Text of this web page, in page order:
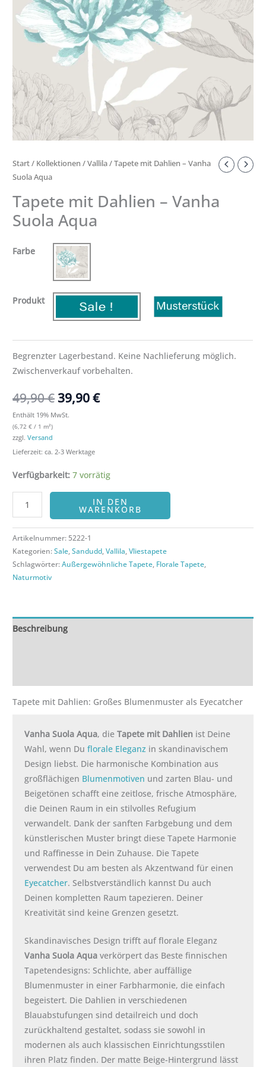
Start/ Kollektionen /Vallila/ Tapete mit Dahlien – Vanha
Suola Aqua
Tapete mit Dahlien – Vanha
Suola Aqua
Farbe
Produkt
Begrenzter Lagerbestand. Keine Nachlieferung möglich.
Zwischenverkauf vorbehalten.
49,90€ 39,90€
Enthält 19% MwSt.
(6,72€ / 1 m²)
zzgl.Versand
Lieferzeit: ca. 2-3 Werktage
Verfügbarkeit: 7 vorrätig
Menge
IN DEN
WARENKORB
Artikelnummer: 5222-1
Kategorien:Sale,Sandudd,Vallila,Vliestapete
Schlagwörter:Außergewöhnliche Tapete, Florale Tapete,
Naturmotiv
Beschreibung
Tapete mit Dahlien: Großes Blumenmuster als Eyecatcher
Vanha Suola Aqua, dieTapete mit Dahlien ist Deine
Wahl, wenn Duflorale Eleganz in skandinavischem
Design liebst. Die harmonische Kombination aus
großflächigen Blumenmotiven und zarten Blau- und
Beigetönen schafft eine zeitlose, frische Atmosphäre,
die Deinen Raum in ein stilvolles Refugium
verwandelt. Dank der sanften Farbgebung und dem
künstlerischen Muster bringt diese Tapete Harmonie
und Raffinesse in Dein Zuhause. Die Tapete
verwendest Du am besten als Akzentwand für einen
Eyecatcher. Selbstverständlich kannst Du auch
Deinen kompletten Raum tapezieren. Deiner
Kreativität sind keine Grenzen gesetzt.
Skandinavisches Design trifft auf florale Eleganz
Vanha Suola Aqua verkörpert das Beste finnischen
Tapetendesigns: Schlichte, aber auffällige
Blumenmuster in einer Farbharmonie, die einfach
begeistert. Die Dahlien in verschiedenen
Blauabstufungen sind detailreich und doch
zurückhaltend gestaltet, sodass sie sowohl in
modernen als auch klassischen Einrichtungsstilen
ihren Platz finden. Der matte Beige-Hintergrund lässt